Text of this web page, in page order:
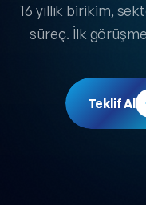
16 yıllık birikim,
süreç. İlk
Teklif Al